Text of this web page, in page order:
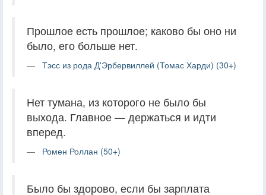
Прошлое есть прошлое; каково бы оно ни
было, его больше нет.
Тэсс из рода Д'Эрбервиллей (Томас Харди) (30+)
Нет тумана, из которого не было бы
выхода. Главное — держаться и идти
вперед.
Ромен Роллан (50+)
Было бы здорово, если бы зарплата